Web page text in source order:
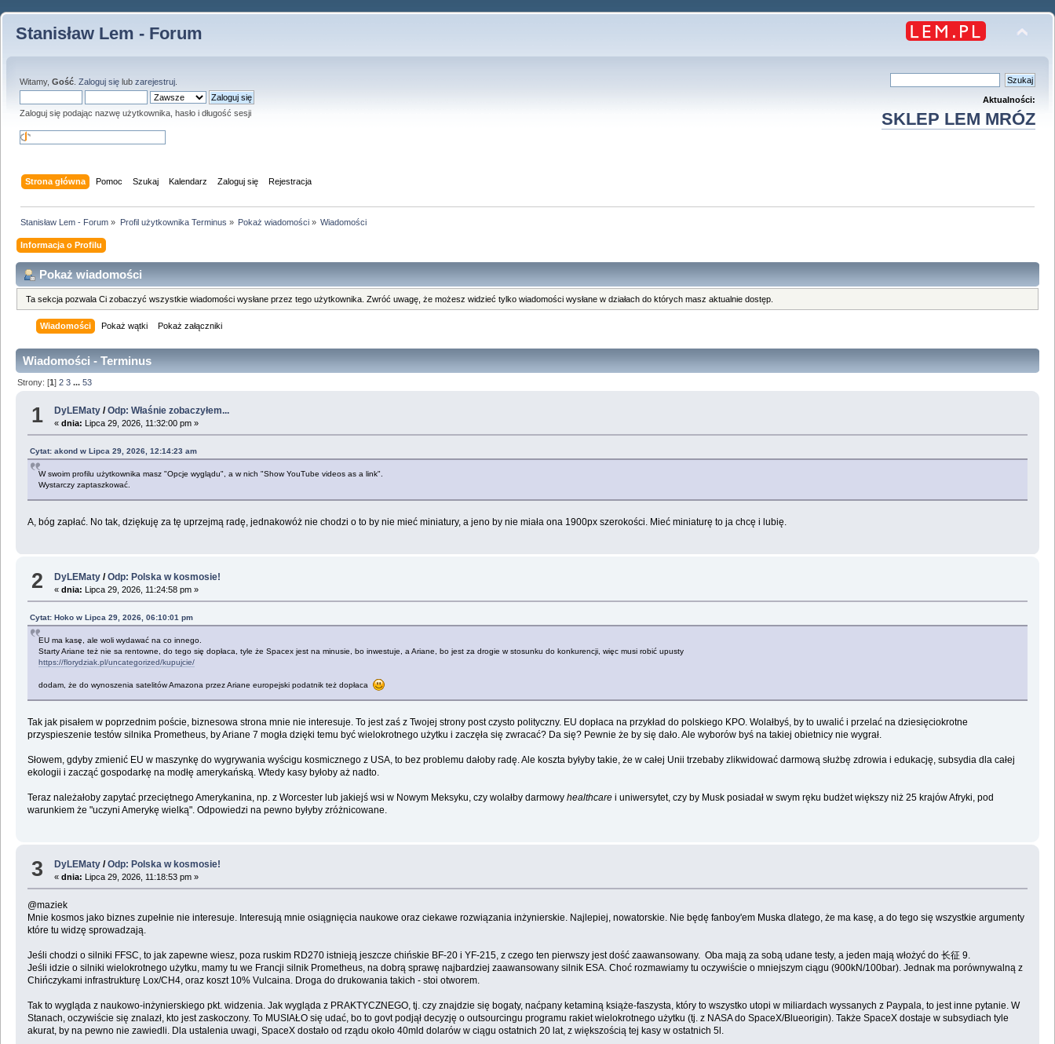
Stanisław Lem - Forum
Witamy, Gość Zaloguj się lub zarejestruj
Zaloguj się podając nazwę użytkownika, hasło i długość sesji
Aktualności:
SKLEP LEM MRÓZ
Strona główna Pomoc Szukaj Kalendarz Zaloguj się Rejestracja
Stanisław Lem - Forum » Profil użytkownika Terminus » Pokaż wiadomości» Wiadomości
Informacja o Profilu
Pokaż wiadomości
Ta sekcja pozwala Ci zobaczyć wszystkie wiadomości wysłane przez tego użytkownika. Zwróć uwagę, że możesz widzieć tylko wiadomości wysłane w działach do których masz aktualnie dostęp.
Wiadomości Pokaż wątki Pokaż załączniki
Wiadomości - Terminus
Strony: [1]2 3 ...53
1 DyLEMaty /Odp: Właśnie zobaczyłem...
«dnia: Lipca 29, 2026, 11:32:00 pm »
Cytat: akond w Lipca 29, 2026, 12:14:23 am
W swoim profilu użytkownika masz "Opcje wyglądu", a w nich "Show YouTube videos as a link".
Wystarczy zaptaszkować.
A, bóg zapłać. No tak, dziękuję za tę uprzejmą radę, jednakowóż nie chodzi o to by nie mieć miniatury, a jeno by nie miała ona 1900px szerokości. Mieć miniaturę to ja chcę i lubię.
2 DyLEMaty /Odp: Polska w kosmosie!
«dnia: Lipca 29, 2026, 11:24:58 pm »
Cytat: Hoko w Lipca 29, 2026, 06:10:01 pm
EU ma kasę, ale woli wydawać na co innego.
Starty Ariane też nie sa rentowne, do tego się dopłaca, tyle że Spacex jest na minusie, bo inwestuje, a Ariane, bo jest za drogie w stosunku do konkurencji, więc musi robić upusty
https://florydziak.pl/uncategorized/kupujcie/
dodam, że do wynoszenia satelitów Amazona przez Ariane europejski podatnik też dopłaca
Tak jak pisałem w poprzednim poście, biznesowa strona mnie nie interesuje. To jest zaś z Twojej strony post czysto polityczny. EU dopłaca na przykład do polskiego KPO. Wolałbyś, by to uwalić i przelać na dziesięciokrotne
przyspieszenie testów silnika Prometheus, by Ariane 7 mogła dzięki temu być wielokrotnego użytku i zaczęła się zwracać? Da się? Pewnie że by się dało. Ale wyborów byś na takiej obietnicy nie wygrał.
Słowem, gdyby zmienić EU w maszynkę do wygrywania wyścigu kosmicznego z USA, to bez problemu dałoby radę. Ale koszta byłyby takie, że w całej Unii trzebaby zlikwidować darmową służbę zdrowia i edukację, subsydia dla całej
ekologii i zacząć gospodarkę na modłę amerykańską. Wtedy kasy byłoby aż nadto.
Teraz należałoby zapytać przeciętnego Amerykanina, np. z Worcester lub jakiejś wsi w Nowym Meksyku, czy wolałby darmowy healthcarei uniwersytet, czy by Musk posiadał w swym ręku budżet większy niż 25 krajów Afryki, pod
warunkiem że "uczyni Amerykę wielką". Odpowiedzi na pewno byłyby zróżnicowane.
3 DyLEMaty /Odp: Polska w kosmosie!
«dnia: Lipca 29, 2026, 11:18:53 pm »
@maziek
Mnie kosmos jako biznes zupełnie nie interesuje. Interesują mnie osiągnięcia naukowe oraz ciekawe rozwiązania inżynierskie. Najlepiej, nowatorskie. Nie będę fanboy'em Muska dlatego, że ma kasę, a do tego się wszystkie argumenty
które tu widzę sprowadzają.
Jeśli chodzi o silniki FFSC, to jak zapewne wiesz, poza ruskim RD270 istnieją jeszcze chińskie BF-20 i YF-215, z czego ten pierwszy jest dość zaawansowany. Oba mają za sobą udane testy, a jeden mają włożyć do 长征 9.
Jeśli idzie o silniki wielokrotnego użytku, mamy tu we Francji silnik Prometheus, na dobrą sprawę najbardziej zaawansowany silnik ESA. Choć rozmawiamy tu oczywiście o mniejszym ciągu (900kN/100bar). Jednak ma porównywalną z
Chińczykami infrastrukturę Lox/CH4, oraz koszt 10% Vulcaina. Droga do drukowania takich - stoi otworem.
Tak to wygląda z naukowo-inżynierskiego pkt. widzenia. Jak wygląda z PRAKTYCZNEGO, tj. czy znajdzie się bogaty, naćpany ketaminą książe-faszysta, który to wszystko utopi w miliardach wyssanych z Paypala, to jest inne pytanie. W
Stanach, oczywiście się znalazł, kto jest zaskoczony. To MUSIAŁO się udać, bo to govt podjął decyzję o outsourcingu programu rakiet wielokrotnego użytku (tj. z NASA do SpaceX/Blueorigin). Także SpaceX dostaje w subsydiach tyle
akurat, by na pewno nie zawiedli. Dla ustalenia uwagi, SpaceX dostało od rządu około 40mld dolarów w ciągu ostatnich 20 lat, z większością tej kasy w ostatnich 5l.